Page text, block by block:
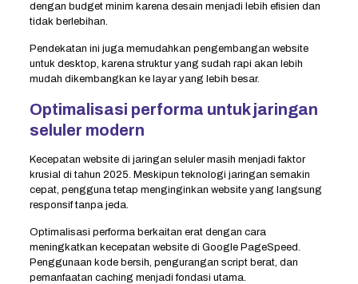
dengan budget minim karena desain menjadi lebih efisien dan
tidak berlebihan.
Pendekatan ini juga memudahkan pengembangan website
untuk desktop, karena struktur yang sudah rapi akan lebih
mudah dikembangkan ke layar yang lebih besar.
Optimalisasi performa untuk jaringan
seluler modern
Kecepatan website di jaringan seluler masih menjadi faktor
krusial di tahun 2025. Meskipun teknologi jaringan semakin
cepat, pengguna tetap menginginkan website yang langsung
responsif tanpa jeda.
Optimalisasi performa berkaitan erat dengan cara
meningkatkan kecepatan website di Google PageSpeed.
Penggunaan kode bersih, pengurangan script berat, dan
pemanfaatan caching menjadi fondasi utama.